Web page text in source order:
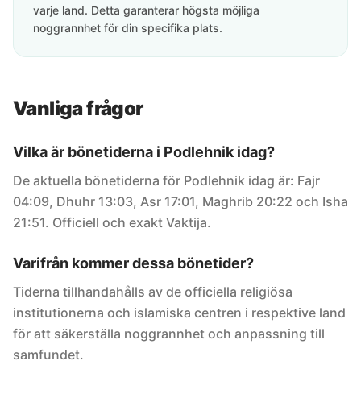
varje land. Detta garanterar högsta möjliga
noggrannhet för din specifika plats.
Vanliga frågor
Vilka är bönetiderna i Podlehnik idag?
De aktuella bönetiderna för Podlehnik idag är: Fajr
04:09, Dhuhr 13:03, Asr 17:01, Maghrib 20:22 och Isha
21:51. Officiell och exakt Vaktija.
Varifrån kommer dessa bönetider?
Tiderna tillhandahålls av de officiella religiösa
institutionerna och islamiska centren i respektive land
för att säkerställa noggrannhet och anpassning till
samfundet.